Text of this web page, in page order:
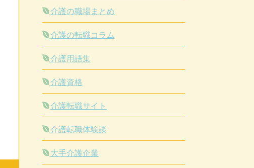
介護の職場まとめ
介護の転職コラム
介護用語集
介護資格
介護転職サイト
介護転職体験談
大手介護企業